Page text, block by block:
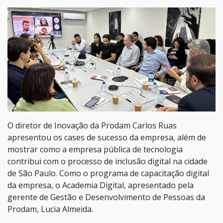
O diretor de Inovação da Prodam Carlos Ruas
apresentou os cases de sucesso da empresa, além de
mostrar como a empresa pública de tecnologia
contribui com o processo de inclusão digital na cidade
de São Paulo. Como o programa de capacitação digital
da empresa, o Academia Digital, apresentado pela
gerente de Gestão e Desenvolvimento de Pessoas da
Prodam, Lucia Almeida.